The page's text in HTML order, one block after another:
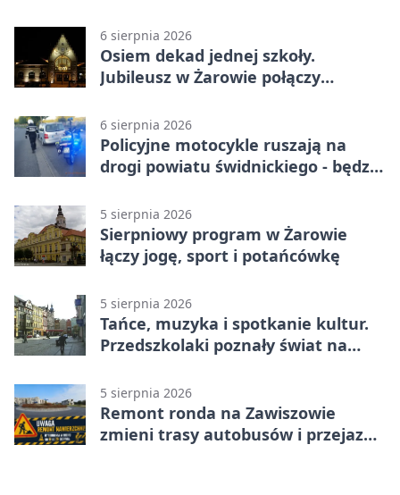
6 sierpnia 2026
Osiem dekad jednej szkoły.
Jubileusz w Żarowie połączy
6 sierpnia 2026
Policyjne motocykle ruszają na
drogi powiatu świdnickiego - będzie
5 sierpnia 2026
Sierpniowy program w Żarowie
łączy jogę, sport i potańcówkę
5 sierpnia 2026
Tańce, muzyka i spotkanie kultur.
Przedszkolaki poznały świat na
5 sierpnia 2026
Remont ronda na Zawiszowie
zmieni trasy autobusów i przejazd